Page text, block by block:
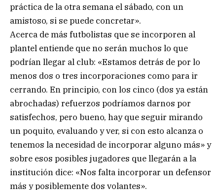
práctica de la otra semana el sábado, con un
amistoso, si se puede concretar».
Acerca de más futbolistas que se incorporen al
plantel entiende que no serán muchos lo que
podrían llegar al club: «Estamos detrás de por lo
menos dos o tres incorporaciones como para ir
cerrando. En principio, con los cinco (dos ya están
abrochadas) refuerzos podríamos darnos por
satisfechos, pero bueno, hay que seguir mirando
un poquito, evaluando y ver, si con esto alcanza o
tenemos la necesidad de incorporar alguno más» y
sobre esos posibles jugadores que llegarán a la
institución dice: «Nos falta incorporar un defensor
más y posiblemente dos volantes».